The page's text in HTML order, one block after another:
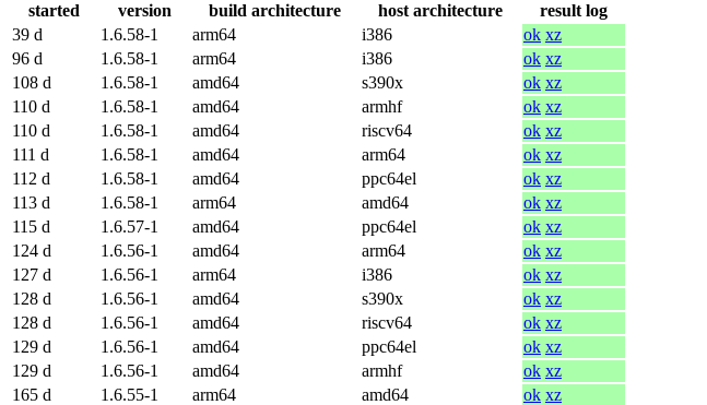
started version build architecture host architecture
result log
39 d
1.6.58-1 arm64 i386 ok xz
96 d
1.6.58-1 arm64 i386 ok xz
108 d
1.6.58-1 amd64 s390x ok xz
110 d
1.6.58-1 amd64 armhf ok xz
110 d
1.6.58-1 amd64 riscv64 ok xz
111 d
1.6.58-1 amd64 arm64 ok xz
112 d
1.6.58-1 amd64 ppc64el ok xz
113 d
1.6.58-1 arm64 amd64 ok xz
115 d
1.6.57-1 amd64 ppc64el ok xz
124 d
1.6.56-1 amd64 arm64 ok xz
127 d
1.6.56-1 arm64 i386 ok xz
128 d
1.6.56-1 amd64 s390x ok xz
128 d
1.6.56-1 amd64 riscv64 ok xz
129 d
1.6.56-1 amd64 ppc64el ok xz
129 d
1.6.56-1 amd64 armhf ok xz
165 d
1.6.55-1 arm64 amd64 ok xz